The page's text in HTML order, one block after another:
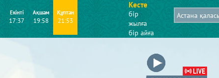
Екінті
17:37
Ақшам
19:58
Құптан
21:53
Кесте
бір
жылға
бір айға